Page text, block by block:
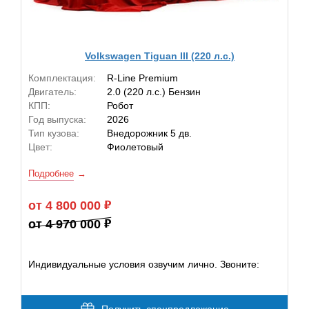
Volkswagen Tiguan III (220 л.с.)
Комплектация:
R-Line Premium
Двигатель:
2.0 (220 л.с.) Бензин
КПП:
Робот
Год выпуска:
2026
Тип кузова:
Внедорожник 5 дв.
Цвет:
Фиолетовый
Подробнее
от 4 800 000
от 4 970 000
Индивидуальные условия озвучим лично. Звоните: